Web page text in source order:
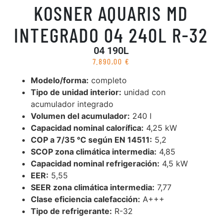
KOSNER AQUARIS MD
INTEGRADO 04 240L R-32
04 190L
7.890,00 €
Modelo/forma: completo
Tipo de unidad interior: unidad con
acumulador integrado
Volumen del acumulador: 240 l
Capacidad nominal calorífica: 4,25 kW
COP a 7/35 °C según EN 14511: 5,2
SCOP zona climática intermedia: 4,85
Capacidad nominal refrigeración: 4,5 kW
EER: 5,55
SEER zona climática intermedia: 7,77
Clase eficiencia calefacción: A+++
Tipo de refrigerante: R-32